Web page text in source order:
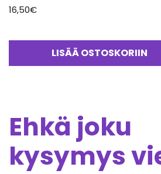
16,50€
LISÄÄ OSTOSKORIIN
Ehkä joku
kysymys